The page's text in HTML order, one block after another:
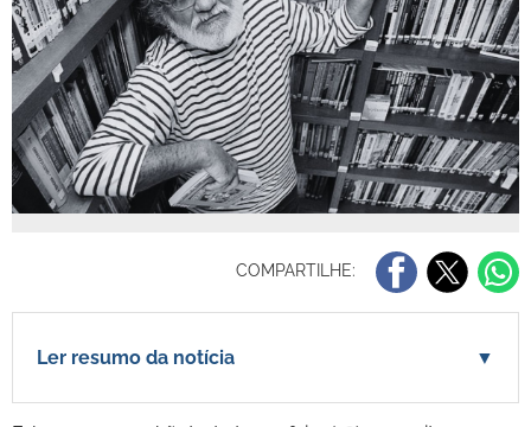
COMPARTILHE:
Ler resumo da notícia ▼